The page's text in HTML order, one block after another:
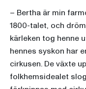
– Bertha är min
1800-talet, och
kärleken tog henne
hennes syskon har
cirkusen. De växte
folkhemsidealet